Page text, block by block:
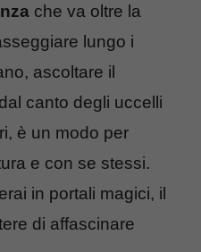
che va oltre la
lungo i
ascoltare il
canto degli uccelli
è un modo per
e con se stessi.
in portali magici, il
di affascinare